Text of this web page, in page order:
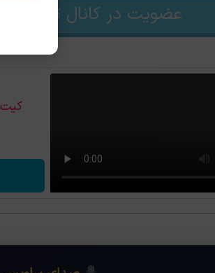
عضویت در کانال تلگرام